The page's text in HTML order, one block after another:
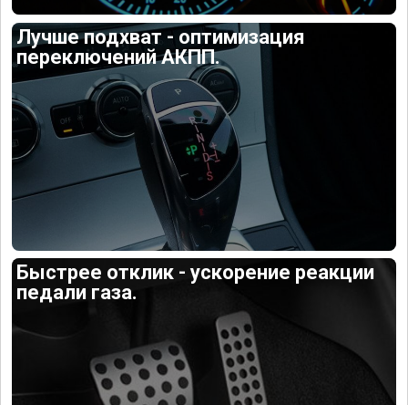
Лучше подхват - оптимизация
переключений АКПП.
Быстрее отклик - ускорение реакции
педали газа.